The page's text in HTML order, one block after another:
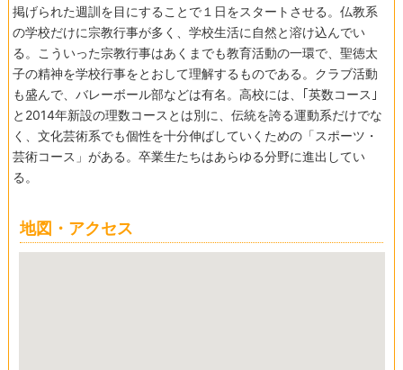
掲げられた週訓を目にすることで１日をスタートさせる。仏教系
の学校だけに宗教行事が多く、学校生活に自然と溶け込んでい
る。こういった宗教行事はあくまでも教育活動の一環で、聖徳太
子の精神を学校行事をとおして理解するものである。クラブ活動
も盛んで、バレーボール部などは有名。高校には、｢英数コース｣
と2014年新設の理数コースとは別に、伝統を誇る運動系だけでな
く、文化芸術系でも個性を十分伸ばしていくための「スポーツ・
芸術コース」がある。卒業生たちはあらゆる分野に進出してい
る。
地図・アクセス